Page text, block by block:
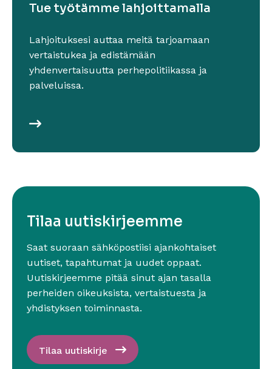
Tue työtämme lahjoittamalla
Lahjoituksesi auttaa meitä tarjoamaan
vertaistukea ja edistämään
yhdenvertaisuutta perhepolitiikassa ja
palveluissa.
Lue lisää
Sivu avautuu uudessa ikkunassa
Tilaa uutiskirjeemme
Saat suoraan sähköpostiisi ajankohtaiset
uutiset, tapahtumat ja uudet oppaat.
Uutiskirjeemme pitää sinut ajan tasalla
perheiden oikeuksista, vertaistuesta ja
yhdistyksen toiminnasta.
Tilaa uutiskirje